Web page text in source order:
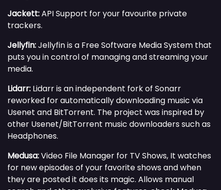
Jackett:API Support for your favourite private
trackers.
Jellyfin:Jellyfin is a Free Software Media System that
puts you in control of managing and streaming your
media.
Lidarr: Lidarr is an independent fork of Sonarr
reworked for automatically downloading music via
Usenet and BitTorrent. The project was inspired by
other Usenet/BitTorrent music downloaders such as
Headphones.
Medusa:Video File Manager for TV Shows, It watches
for new episodes of your favorite shows and when
they are posted it does its magic. Allows manual